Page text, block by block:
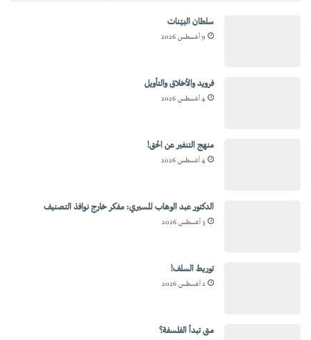
سلطان البيّنات
9 أغسطس 2026
فرويد والأخلاق والتأويل
4 أغسطس 2026
منهج التنفير عن الحق!
4 أغسطس 2026
الدكتور عبد الوهاب المسيري: مفكر خارج نوافذ التصنيف
3 أغسطس 2026
توريط السلف!
2 أغسطس 2026
متى تبدأ الفلسفة؟